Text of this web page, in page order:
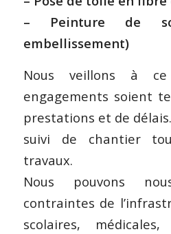
– Peinture de
embellissement)
Nous veillons à
engagements soient
prestations et de
suivi de chantier
travaux.
Nous pouvons
contraintes de
scolaires,